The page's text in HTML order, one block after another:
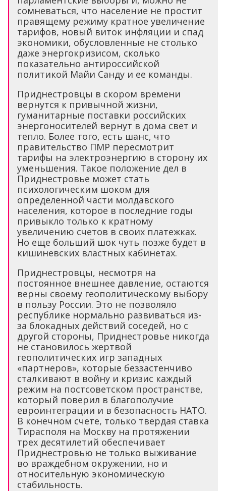
сомневаться, что население не простит
правящему режиму кратное увеличение
тарифов, новый виток инфляции и спад
экономики, обусловленные не столько
даже энергокризисом, сколько
показательно антироссийской
политикой Майи Санду и ее команды.
Приднестровцы в скором времени
вернутся к привычной жизни,
гуманитарные поставки российских
энергоносителей вернут в дома свет и
тепло. Более того, есть шанс, что
правительство ПМР пересмотрит
тарифы на электроэнергию в сторону их
уменьшения. Такое положение дел в
Приднестровье может стать
психологическим шоком для
определенной части молдавского
населения, которое в последние годы
привыкло только к кратному
увеличению счетов в своих платежках.
Но еще больший шок чуть позже будет в
кишиневских властных кабинетах.
Приднестровцы, несмотря на
постоянное внешнее давление, остаются
верны своему геополитическому выбору
в пользу России. Это не позволяло
республике нормально развиваться из-
за блокадных действий соседей, но с
другой стороны, Приднестровье никогда
не становилось жертвой
геополитических игр западных
«партнеров», которые беззастенчиво
сталкивают в войну и кризис каждый
режим на постсоветском пространстве,
который поверил в благополучие
евроинтеграции и в безопасность НАТО.
В конечном счете, только твердая ставка
Тирасполя на Москву на протяжении
трех десятилетий обеспечивает
Приднестровью не только выживание
во враждебном окружении, но и
относительную экономическую
стабильность.